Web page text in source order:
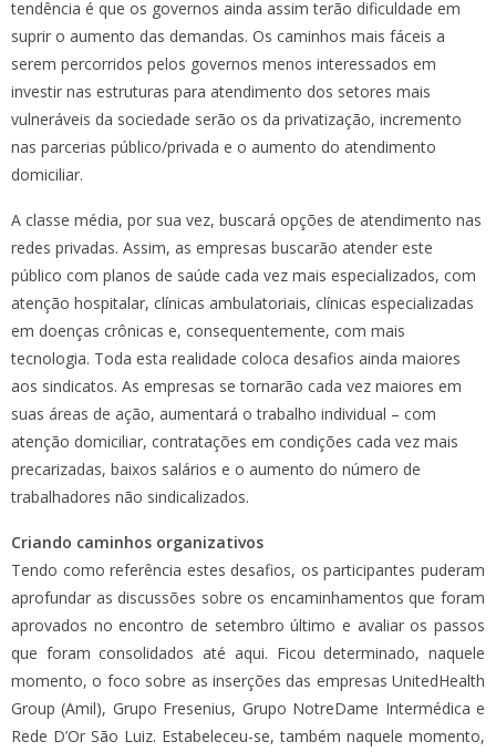
tendência é que os governos ainda assim terão dificuldade em
suprir o aumento das demandas. Os caminhos mais fáceis a
serem percorridos pelos governos menos interessados em
investir nas estruturas para atendimento dos setores mais
vulneráveis da sociedade serão os da privatização, incremento
nas parcerias público/privada e o aumento do atendimento
domiciliar.
A classe média, por sua vez, buscará opções de atendimento nas
redes privadas. Assim, as empresas buscarão atender este
público com planos de saúde cada vez mais especializados, com
atenção hospitalar, clínicas ambulatoriais, clínicas especializadas
em doenças crônicas e, consequentemente, com mais
tecnologia. Toda esta realidade coloca desafios ainda maiores
aos sindicatos. As empresas se tornarão cada vez maiores em
suas áreas de ação, aumentará o trabalho individual – com
atenção domiciliar, contratações em condições cada vez mais
precarizadas, baixos salários e o aumento do número de
trabalhadores não sindicalizados.
Criando caminhos organizativos
Tendo como referência estes desafios, os participantes puderam
aprofundar as discussões sobre os encaminhamentos que foram
aprovados no encontro de setembro último e avaliar os passos
que foram consolidados até aqui. Ficou determinado, naquele
momento, o foco sobre as inserções das empresas UnitedHealth
Group (Amil), Grupo Fresenius, Grupo NotreDame Intermédica e
Rede D’Or São Luiz. Estabeleceu-se, também naquele momento,